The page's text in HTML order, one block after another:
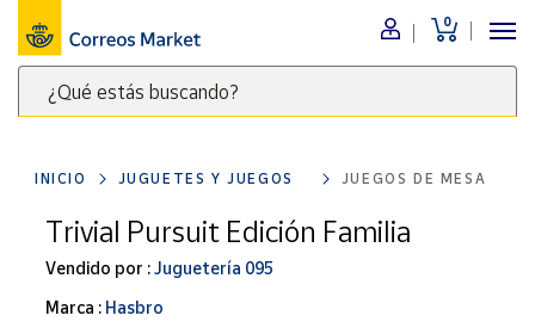
0
¿Qué estás buscando?
clave
para
buscar
productos
Menú
Nuestro
catálogo
Alimentación
Bebidas
Ocio y cultura
Juguetes y
INICIO JUGUETES Y JUEGOS JUEGOS DE MESA
Trivial Pursuit Edición Familia
Vendido por :Juguetería 095
Marca : Hasbro